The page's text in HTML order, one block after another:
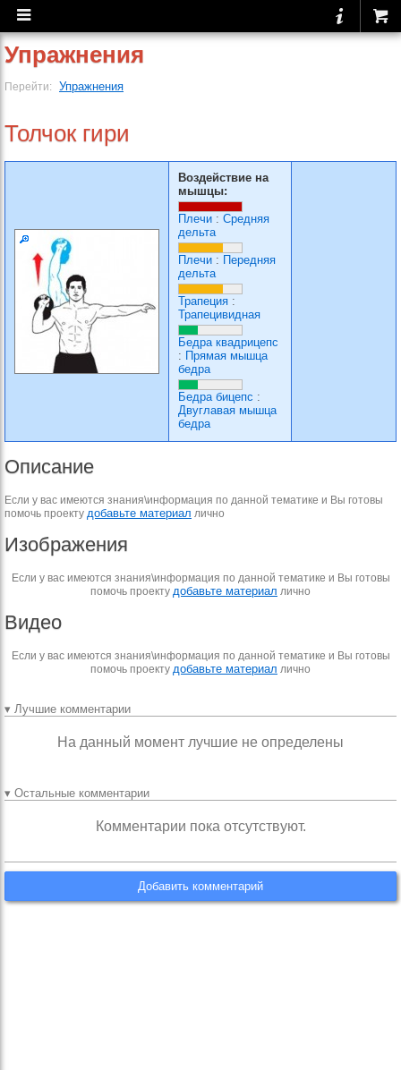
Упражнения
Перейти: Упражнения
Толчок гири
Воздействие на
мышцы:
Плечи : Средняя
дельта
Плечи : Передняя
дельта
Трапеция :
Трапецивидная
Бедра квадрицепс
: Прямая мышца
бедра
Бедра бицепс :
Двуглавая мышца
бедра
Описание
Если у вас имеются знания\информация по данной тематике и Вы готовы
помочь проекту добавьте материал лично
Изображения
Если у вас имеются знания\информация по данной тематике и Вы готовы
помочь проекту добавьте материал лично
Видео
Если у вас имеются знания\информация по данной тематике и Вы готовы
помочь проекту добавьте материал лично
▾ Лучшие комментарии
На данный момент лучшие не определены
▾ Остальные комментарии
Комментарии пока отсутствуют.
Добавить комментарий